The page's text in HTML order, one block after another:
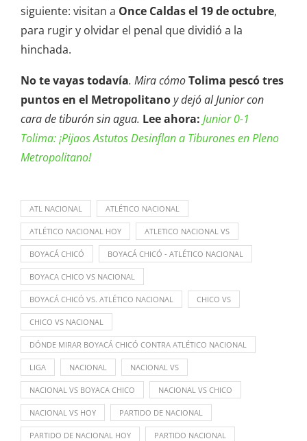
siguiente: visitan a Once Caldas el 19 de octubre,
para rugir y olvidar el penal que dividió a la
hinchada.
No te vayas todavía. Mira cómoTolima pescó tres
puntos en el Metropolitanoy dejó al Junior con
cara de tiburón sin agua. Lee ahora: Junior 0-1
Tolima: ¡Pijaos Astutos Desinflan a Tiburones en Pleno
Metropolitano!
ATL NACIONAL ATLÉTICO NACIONAL
ATLÉTICO NACIONAL HOY ATLETICO NACIONAL VS
BOYACÁ CHICÓ BOYACÁ CHICÓ - ATLÉTICO NACIONAL
BOYACA CHICO VS NACIONAL
BOYACÁ CHICÓ VS. ATLÉTICO NACIONAL CHICO VS
CHICO VS NACIONAL
DÓNDE MIRAR BOYACÁ CHICÓ CONTRA ATLÉTICO NACIONAL
LIGA NACIONAL NACIONAL VS
NACIONAL VS BOYACA CHICO NACIONAL VS CHICO
NACIONAL VS HOY PARTIDO DE NACIONAL
PARTIDO DE NACIONAL HOY PARTIDO NACIONAL